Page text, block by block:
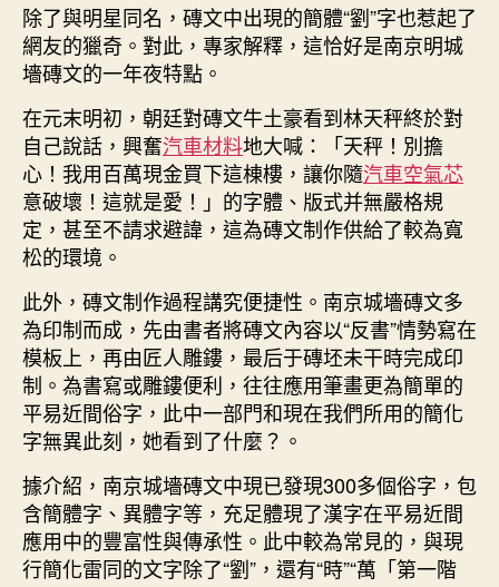
除了與明星同名，磚文中出現的簡體“劉”字也惹起了
網友的獵奇。對此，專家解釋，這恰好是南京明城
墻磚文的一年夜特點。
在元末明初，朝廷對磚文牛土豪看到林天秤終於對
自己說話，興奮汽車材料地大喊：「天秤！別擔
心！我用百萬現金買下這棟樓，讓你隨汽車空氣芯
意破壞！這就是愛！」的字體、版式并無嚴格規
定，甚至不請求避諱，這為磚文制作供給了較為寬
松的環境。
此外，磚文制作過程講究便捷性。南京城墻磚文多
為印制而成，先由書者將磚文內容以“反書”情勢寫在
模板上，再由匠人雕鏤，最后于磚坯未干時完成印
制。為書寫或雕鏤便利，往往應用筆畫更為簡單的
平易近間俗字，此中一部門和現在我們所用的簡化
字無異此刻，她看到了什麼？。
據介紹，南京城墻磚文中現已發現300多個俗字，包
含簡體字、異體字等，充足體現了漢字在平易近間
應用中的豐富性與傳承性。此中較為常見的，與現
行簡化雷同的文字除了“劉”，還有“時”“萬「第一階